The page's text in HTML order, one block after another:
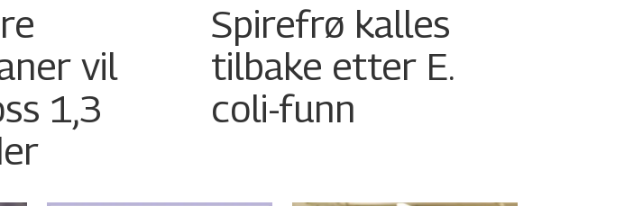
vil
1,3
Spirefrø kalles
tilbake etter E.
coli-funn